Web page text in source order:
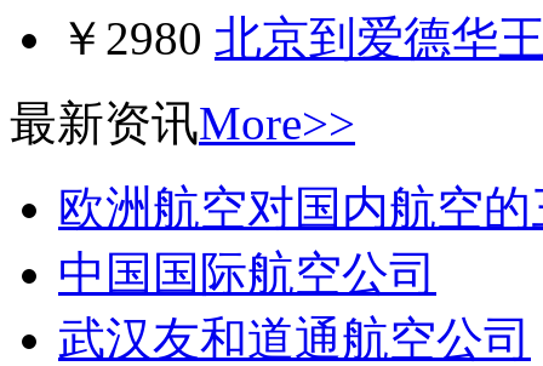
￥2980 北京到爱德华
最新资讯More>>
欧洲航空对国内航空
中国国际航空公司
武汉友和道通航空公司